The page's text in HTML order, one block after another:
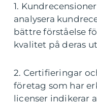
1.
analysera
bättre förståelse
kvalitet på deras
2. Certifieringar
företag som har
licenser indikerar